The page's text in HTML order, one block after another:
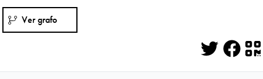
Ver grafo
Twitter